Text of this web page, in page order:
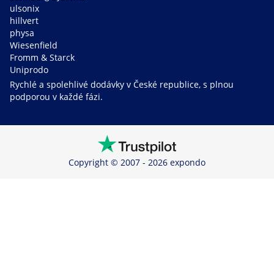
ulsonix
hillvert
physa
Wiesenfield
Fromm & Starck
Uniprodo
Rychlé a spolehlivé dodávky v České republice, s plnou
podporou v každé fázi.
Copyright © 2007 - 2026 expondo